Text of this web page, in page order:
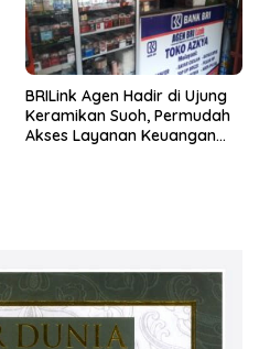
BRILink Agen Hadir di Ujung
Keramikan Suoh, Permudah
Akses Layanan Keuangan